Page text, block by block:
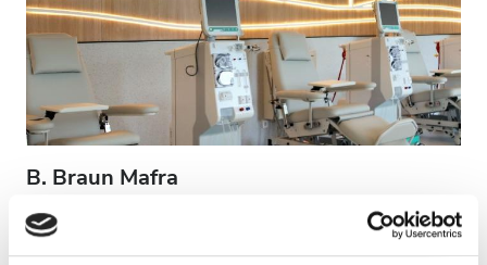
Pacientes com HIV
Pacientes com Hepatite B
Pacientes com Hepatite C
B. Braun Mafra
2,13 km do centro da cidade